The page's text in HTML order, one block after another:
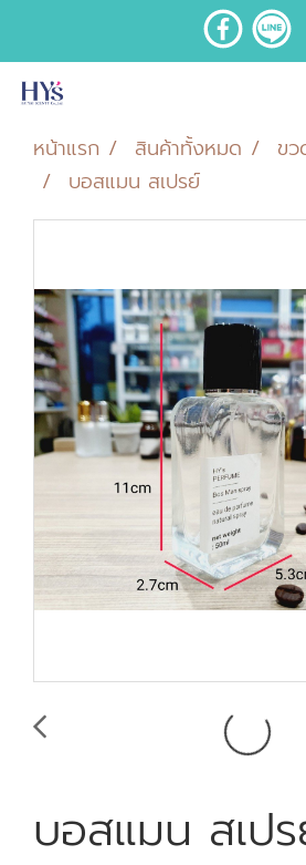
หน้าแรก สินค้าทั้งหมด
ขว
บอสแมน สเปรย์
บอสแมน สเป